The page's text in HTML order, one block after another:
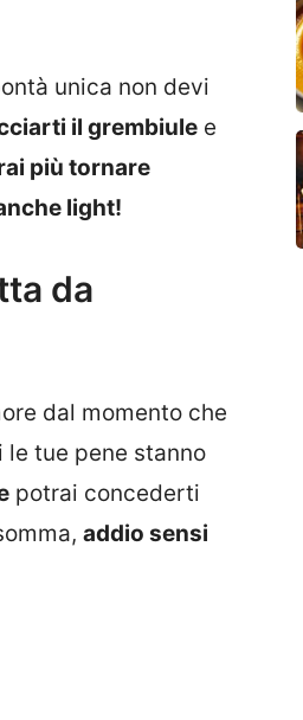
unica non devi
il grembiule e
più tornare
light!
da
dal momento che
tue pene stanno
potrai concederti
addio sensi